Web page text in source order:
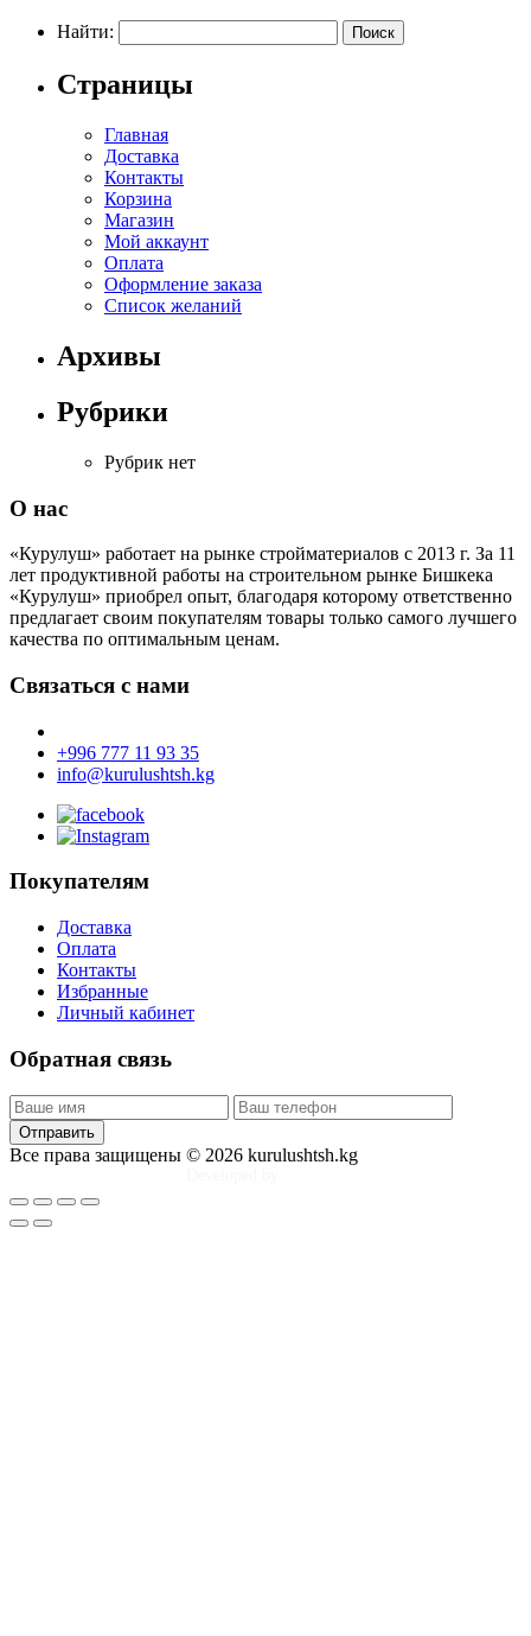
Найти:
Страницы
Главная
Доставка
Контакты
Корзина
Магазин
Мой аккаунт
Оплата
Оформление заказа
Список желаний
Архивы
Рубрики
Рубрик нет
О нас
«Курулуш» работает на рынке стройматериалов с 2013 г. За 11
лет продуктивной работы на строительном рынке Бишкека
«Курулуш» приобрел опыт, благодаря которому ответственно
предлагает своим покупателям товары только самого лучшего
качества по оптимальным ценам.
Связаться с нами
+996 777 11 93 35
info@kurulushtsh.kg
Покупателям
Доставка
Оплата
Контакты
Избранные
Личный кабинет
Обратная связь
Отправить
Все права защищены © 2026 kurulushtsh.kg